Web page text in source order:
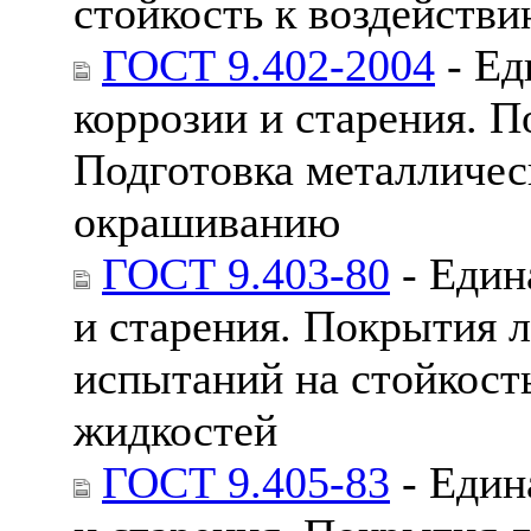
стойкость к
ГОСТ 9.402-2004 -
коррозии и старения.
Подготовка
окрашиванию
ГОСТ 9.403-80 -
и старения. Покрытия
испытаний на
жидкостей
ГОСТ 9.405-83 -